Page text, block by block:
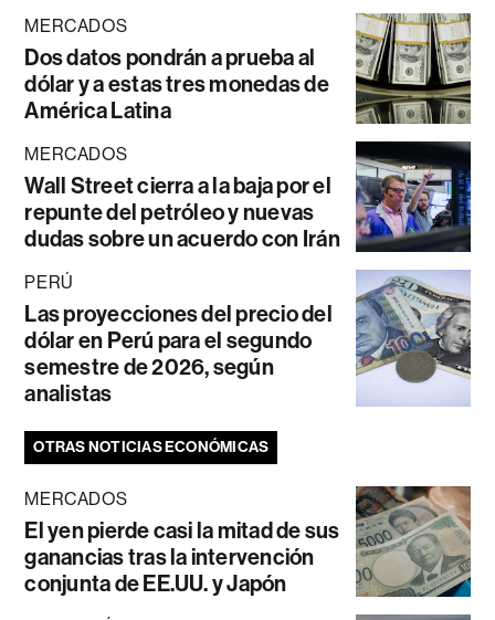
MERCADOS
Dos datos pondrán a prueba al
dólar y a estas tres monedas de
América Latina
MERCADOS
Wall Street cierra a la baja por el
repunte del petróleo y nuevas
dudas sobre un acuerdo con Irán
PERÚ
Las proyecciones del precio del
dólar en Perú para el segundo
semestre de 2026, según
analistas
OTRAS NOTICIAS ECONÓMICAS
MERCADOS
El yen pierde casi la mitad de sus
ganancias tras la intervención
conjunta de EE.UU. y Japón